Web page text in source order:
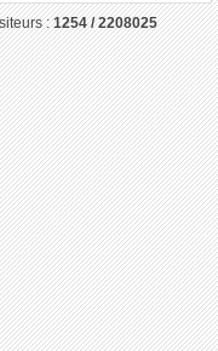
:1254 / 2208025